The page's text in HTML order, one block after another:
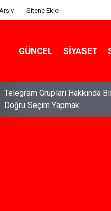
Sitene Ekle
GÜNCEL SIYASET
İş Davaları: Haklarınızı